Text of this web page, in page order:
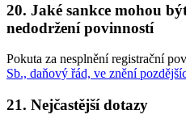
20. Jaké sankce mohou
nedodržení povinností
Pokuta za nesplnění registrační
Sb., daňový řád, ve znění
21. Nejčastější dotazy